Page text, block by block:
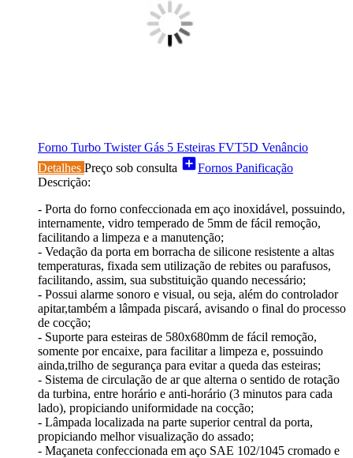
Forno Turbo Twister Gás 5 Esteiras FVT5D Venâncio
Detalhes Preço sob consulta add_boxFornos Panificação
Descrição:
- Porta do forno confeccionada em aço inoxidável, possuindo,
internamente, vidro temperado de 5mm de fácil remoção,
facilitando a limpeza e a manutenção;
- Vedação da porta em borracha de silicone resistente a altas
temperaturas, fixada sem utilização de rebites ou parafusos,
facilitando, assim, sua substituição quando necessário;
- Possui alarme sonoro e visual, ou seja, além do controlador
apitar,também a lâmpada piscará, avisando o final do processo
de cocção;
- Suporte para esteiras de 580x680mm de fácil remoção,
somente por encaixe, para facilitar a limpeza e, possuindo
ainda,trilho de segurança para evitar a queda das esteiras;
- Sistema de circulação de ar que alterna o sentido de rotação
da turbina, entre horário e anti-horário (3 minutos para cada
lado), propiciando uniformidade na cocção;
- Lâmpada localizada na parte superior central da porta,
propiciando melhor visualização do assado;
- Maçaneta confeccionada em aço SAE 102/1045 cromado e